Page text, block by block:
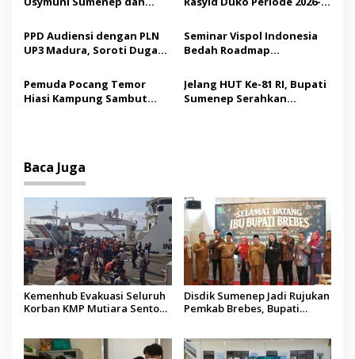
o
s
Jenazah WNI Asal Aceh di
Malaysia
PPD Audiensi dengan PLN
UP3 Madura, Soroti Dugaan
Listrik Desa di Sumenep
Seminar Vispol Indonesia
Bedah Roadmap
Pendidikan dan Hilirisasi
Jadi Kunci
Pemuda Pocang Temor
Hiasi Kampung Sambut
Jelang HUT Ke-81 RI, Bupati
Sumenep Serahkan
Baca Juga
Kemenhub Evakuasi Seluruh
Korban KMP Mutiara Sentosa
Disdik Sumenep Jadi Rujukan
Pemkab Brebes, Bupati